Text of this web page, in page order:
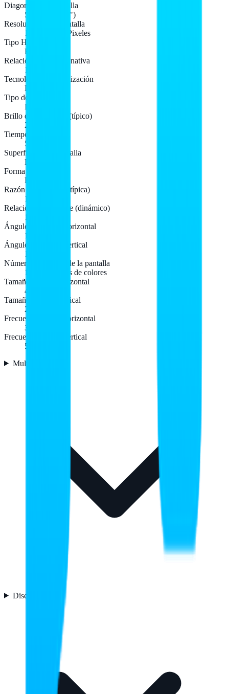
Diagonal de la pantalla
54,6 cm (21.5")
Resolución de la pantalla
1920 x 1080 Pixeles
Tipo HD
Full HD
Relación de aspecto nativa
16:9
Tecnología de visualización
LED
Tipo de pantalla
IPS
Brillo de la pantalla (típico)
250 cd / m²
Tiempo de respuesta
5 ms
Superficie de la pantalla
Brillo
Forma de la pantalla
Plana
Razón de contraste (típica)
1000:1
Relación de contraste (dinámico)
100000000:1
Ángulo de visión, horizontal
178°
Ángulo de visión, vertical
178°
Número de colores de la pantalla
16,78 millones de colores
Tamaño visible, horizontal
47,7 cm
Tamaño visible, vertical
26,8 cm
Frecuencia digital horizontal
30 - 83 kHz
Frecuencia digital vertical
50 - 75 Hz
Multimedia
Diseño